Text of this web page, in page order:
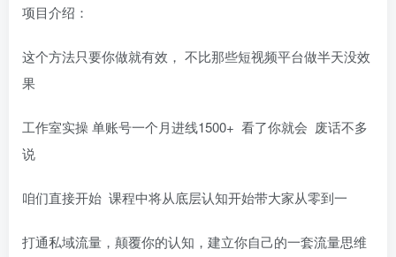
项目介绍：
这个方法只要你做就有效， 不比那些短视频平台做半天没效
果
工作室实操 单账号一个月进线1500+ 看了你就会 废话不多
说
咱们直接开始 课程中将从底层认知开始带大家从零到一
打通私域流量，颠覆你的认知，建立你自己的一套流量思维